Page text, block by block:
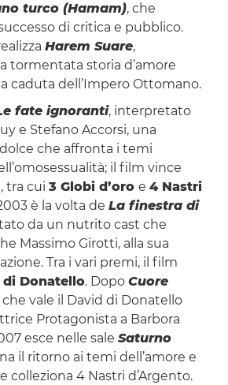
turco (Hamam), che
di critica e pubblico.
Harem Suare,
tormentata storia d’amore
caduta dell’Impero Ottomano.
fate ignoranti, interpretato
e Stefano Accorsi, una
che affronta i temi
il film vince
tra cui 3 Globi d’oro e 4 Nastri
è la volta de La finestra di
da un nutrito cast che
Massimo Girotti, alla sua
Tra i vari premi, il film
di Donatello. Dopo Cuore
che vale il David di Donatello
Protagonista a Barbora
esce nelle sale Saturno
il ritorno ai temi dell’amore e
colleziona 4 Nastri d’Argento.